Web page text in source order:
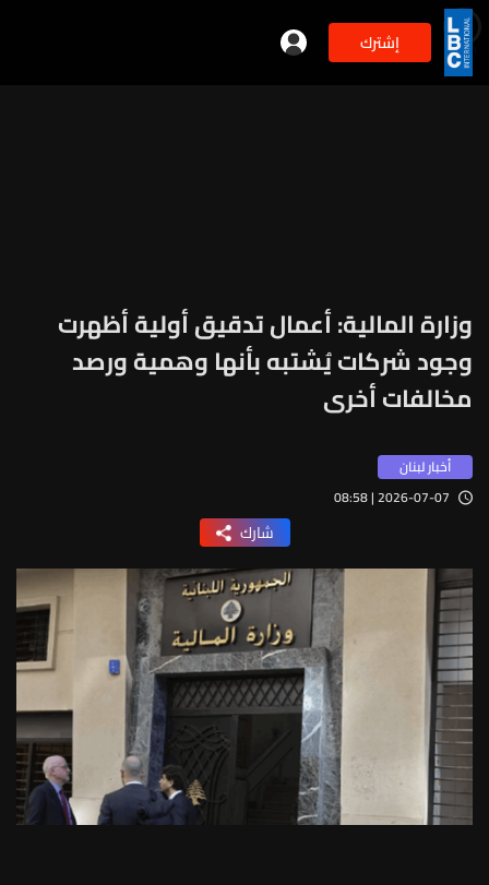
إشترك 2min
وزارة المالية: أعمال تدقيق أولية أظهرت
وجود شركات يُشتبه بأنها وهمية ورصد
مخالفات أخرى
أخبار لبنان
2026-07-07 | 08:58
شارك